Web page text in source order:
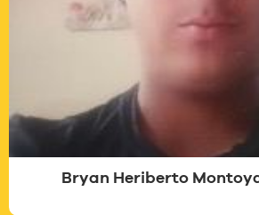
Bryan Heriberto